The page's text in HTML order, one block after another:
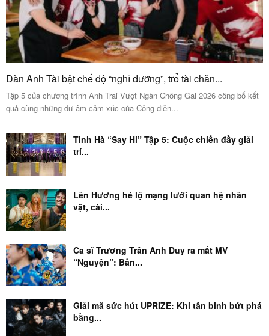
Dàn Anh Tài bật chế độ “nghỉ dưỡng”, trổ tài chăn...
Tập 5 của chương trình Anh Trai Vượt Ngàn Chông Gai 2026 công bố kết
quả cùng những dư âm cảm xúc của Công diễn...
Tinh Hà “Say Hi” Tập 5: Cuộc chiến đầy giải
trí...
Lên Hương hé lộ mạng lưới quan hệ nhân
vật, cài...
Ca sĩ Trương Trần Anh Duy ra mắt MV
“Nguyện”: Bản...
Giải mã sức hút UPRIZE: Khi tân binh bứt phá
bằng...